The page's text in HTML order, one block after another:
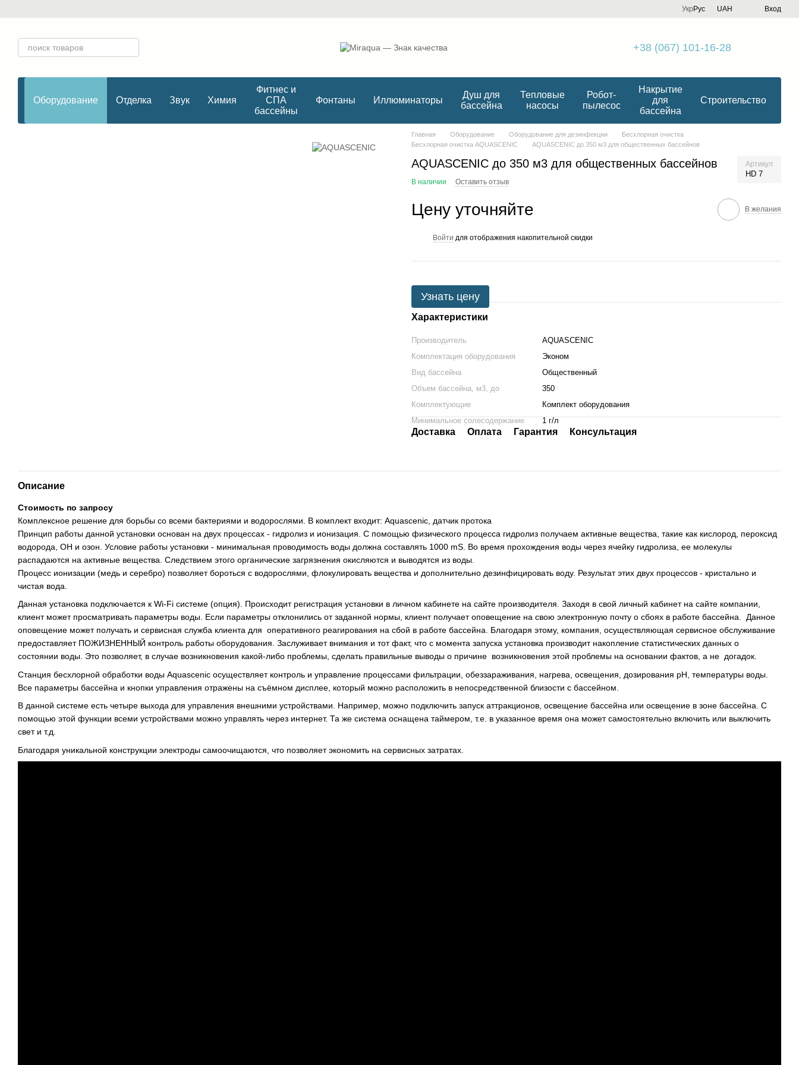
Укр Рус UAH Вход
+38 (067) 101-16-28
Оборудование Отделка Звук Химия
Фитнес и
СПА
бассейны
Фонтаны Иллюминаторы
Душ для
бассейна
Тепловые
насосы
Робот-
пылесос
Накрытие
для
бассейна
Строительство
Главная Оборудование Оборудование для дезинфекции
Беcхлорная очистка
Беcхлорная очистка AQUASCENIC
AQUASCENIC до 350 м3 для общественных бассейнов
AQUASCENIC до 350 м3 для общественных бассейнов Артикул
HD 7
В наличии Оставить отзыв
Цену уточняйте В желания
Войти для отображения накопительной скидки
Узнать цену
Характеристики
Производитель
AQUASCENIC
Комплектация оборудования
Эконом
Вид бассейна
Общественный
Объем бассейна, м3, до
350
Комплектующие
Комплект оборудования
Минимальное солесодержание
1 г/л
Доставка Оплата Гарантия Консультация
Описание
Стоимость по запросу
Комплексное решение для борьбы со всеми бактериями и водорослями. В комплект входит: Aquascenic, датчик протока
Принцип работы данной установки основан на двух процессах - гидролиз и ионизация. С помощью физического процесса гидролиз получаем активные вещества, такие как кислород, пероксид
водорода, ОН и озон. Условие работы установки - минимальная проводимость воды должна составлять 1000 mS. Во время прохождения воды через ячейку гидролиза, ее молекулы
распадаются на активные вещества. Следствием этого органические загрязнения окисляются и выводятся из воды.
Процесс ионизации (медь и серебро) позволяет бороться с водорослями, флокулировать вещества и дополнительно дезинфицировать воду. Результат этих двух процессов - кристально и
чистая вода.
Данная установка подключается к Wi-Fi системе (опция). Происходит регистрация установки в личном кабинете на сайте производителя. Заходя в свой личный кабинет на сайте компании,
клиент может просматривать параметры воды. Если параметры отклонились от заданной нормы, клиент получает оповещение на свою электронную почту о сбоях в работе бассейна. Данное
оповещение может получать и сервисная служба клиента для оперативного реагирования на сбой в работе бассейна. Благодаря этому, компания, осуществляющая сервисное обслуживание
предоставляет ПОЖИЗНЕННЫЙ контроль работы оборудования. Заслуживает внимания и тот факт, что с момента запуска установка производит накопление статистических данных о
состоянии воды. Это позволяет, в случае возникновения какой-либо проблемы, сделать правильные выводы о причине возникновения этой проблемы на основании фактов, а не догадок.
Станция бесхлорной обработки воды Aquascenic осуществляет контроль и управление процессами фильтрации, обеззараживания, нагрева, освещения, дозирования рН, температуры воды.
Все параметры бассейна и кнопки управления отражены на съёмном дисплее, который можно расположить в непосредственной близости с бассейном.
В данной системе есть четыре выхода для управления внешними устройствами. Например, можно подключить запуск аттракционов, освещение бассейна или освещение в зоне бассейна. С
помощью этой функции всеми устройствами можно управлять через интернет. Та же система оснащена таймером, т.е. в указанное время она может самостоятельно включить или выключить
свет и т.д.
Благодаря уникальной конструкции электроды самоочищаются, что позволяет экономить на сервисных затратах.